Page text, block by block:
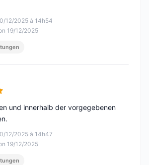
12/2025 à 14h54
19/12/2025
5
12/2025 à 14h47
19/12/2025
und innerhalb der vorgegebenen